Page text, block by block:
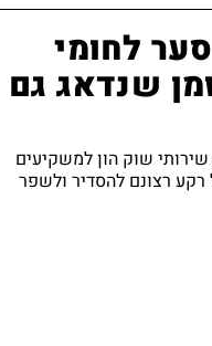
לחומי
שנדאג גם
שוק הון למשקיעים
רקע רצונם להסדיר ולשפר